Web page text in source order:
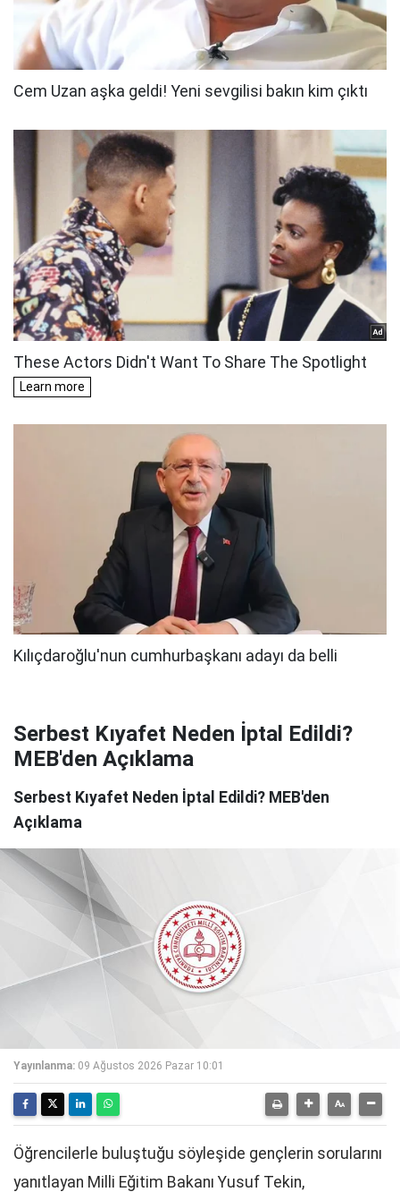
Serbest Kıyafet Neden İptal Edildi?
MEB'den Açıklama
Serbest Kıyafet Neden İptal Edildi? MEB'den
Açıklama
Yayınlanma: 09 Ağustos 2026 Pazar 10:01
Öğrencilerle buluştuğu söyleşide gençlerin sorularını
yanıtlayan Milli Eğitim Bakanı Yusuf Tekin,